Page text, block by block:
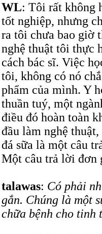
WL: Tôi rất không
tốt nghiệp, nhưng
ra tôi chưa bao giờ
nghệ thuật tôi thực
cách bác sĩ. Việc
tôi, không có nó
phẩm của mình. Y
thuần tuý, một
điều đó hoàn toàn
đầu làm nghệ
đá sữa là một câu
Một câu trả lời đơn
talawas: Có phải
gắn. Chúng là một
chữa bệnh cho tinh